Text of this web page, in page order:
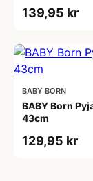
139,95 kr
BABY BORN
BABY Born
43cm
129,95 kr